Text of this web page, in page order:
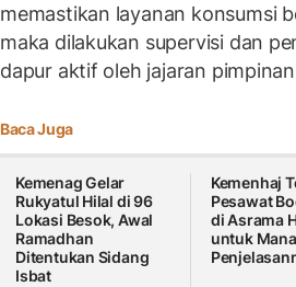
memastikan layanan konsumsi
maka dilakukan supervisi dan
dapur aktif oleh jajaran
Baca Juga
Kemenag Gelar
Rukyatul Hilal di 96
Lokasi Besok, Awal
Ramadhan
Ditentukan Sidang
Isbat
Kemenhaj
Pesawat
di Asrama
untuk